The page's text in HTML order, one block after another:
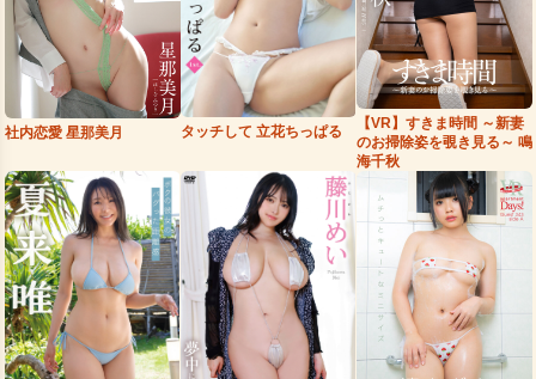
社内恋愛 星那美月 タッチして 立花ちっぱる
【VR】すきま時間 ～新妻
のお掃除姿を覗き見る～ 鳴
海千秋